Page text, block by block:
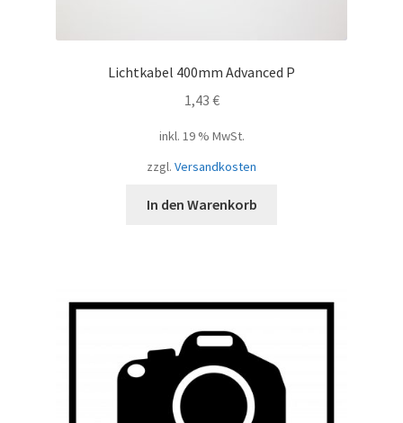
Lichtkabel 400mm Advanced P
1,43 €
inkl. 19 % MwSt.
zzgl. Versandkosten
In den Warenkorb